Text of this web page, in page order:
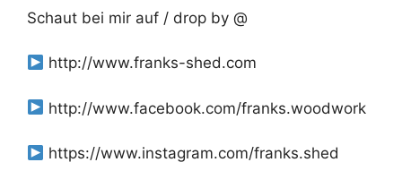
Schaut bei mir auf / drop by @
http://www.franks-shed.com
http://www.facebook.com/franks.woodwork
https://www.instagram.com/franks.shed